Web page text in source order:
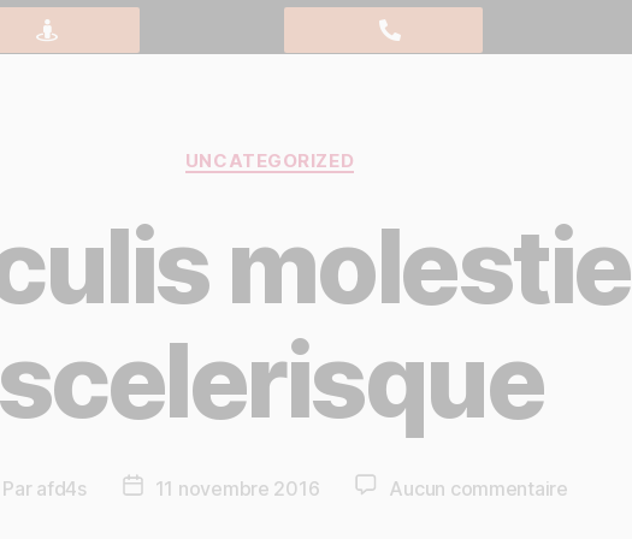
UNCATEGORIZED
molestie
Par afd4s 11 novembre 2016 Aucun commentaire